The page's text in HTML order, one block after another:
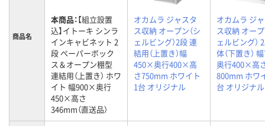
商品名
本商品：【組立設置
込】イトーキ シンラ
インキャビネット 2
段 ペーパーボック
ス＆オープン棚型
連結用（上置き） ホワ
イト 幅900×奥行
450×高さ
346mm（直送品）
オカムラ ジャスタ
ス収納 オープン（シ
ェルビング）2段 連
結用（上置き）幅
450×奥行400×高
さ750mm ホワイト
1台 オリジナル
オカムラ ジ
ス収納 オープ
ェルビング）
体（下置き）
奥行400×高
800mm ホワ
台 オリジナル